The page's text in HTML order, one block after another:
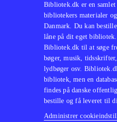
Bibliotek.dk er en
bibliotekers materialer
Danmark. Du kan
låne på dit eget
Bibliotek.dk til at søge
bøger, musik,
lydbøger osv.
bibliotek, men en
findes på danske
bestille og få leveret til
Administrer